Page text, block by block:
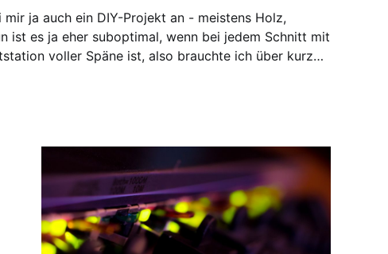
ja auch ein DIY-Projekt an - meistens Holz,
ist es ja eher suboptimal, wenn bei jedem Schnitt mit
voller Späne ist, also brauchte ich über kurz